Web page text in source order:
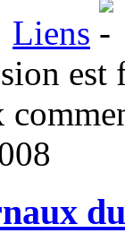
Liens
est